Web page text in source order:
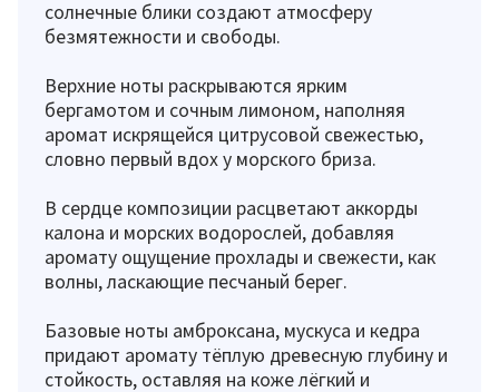
солнечные блики создают атмосферу
безмятежности и свободы.
Верхние ноты раскрываются ярким
бергамотом и сочным лимоном, наполняя
аромат искрящейся цитрусовой свежестью,
словно первый вдох у морского бриза.
В сердце композиции расцветают аккорды
калона и морских водорослей, добавляя
аромату ощущение прохлады и свежести, как
волны, ласкающие песчаный берег.
Базовые ноты амброксана, мускуса и кедра
придают аромату тёплую древесную глубину и
стойкость, оставляя на коже лёгкий и